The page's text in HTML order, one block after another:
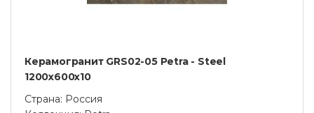
Керамогранит GRS02-05 Petra - Steel
1200x600x10
Страна: Россия